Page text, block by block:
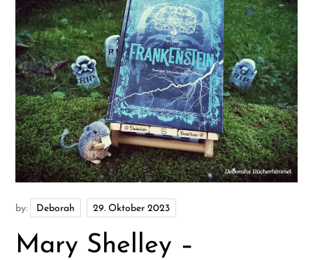
by: Deborah
Mary Shelley –